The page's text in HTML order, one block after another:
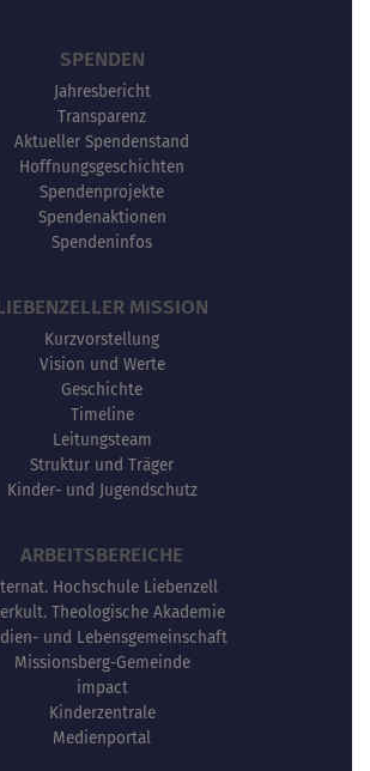
SPENDEN
Jahresbericht
Transparenz
Aktueller Spendenstand
Hoffnungsgeschichten
Spendenprojekte
Spendenaktionen
Spendeninfos
MISSION
Kurzvorstellung
Vision und Werte
Geschichte
Timeline
Leitungsteam
Struktur und Träger
Kinder- und Jugendschutz
ARBEITSBEREICHE
Hochschule Liebenzell
Theologische Akademie
und Lebensgemeinschaft
Missionsberg-Gemeinde
impact
Kinderzentrale
Medienportal